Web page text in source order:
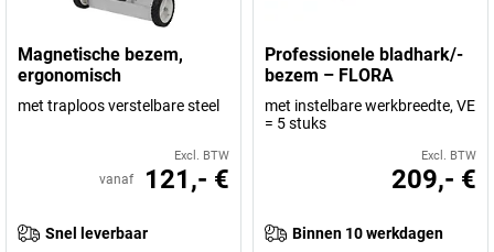
Magnetische bezem,
ergonomisch
met traploos verstelbare steel
Excl. BTW
vanaf 121,- €
Snel leverbaar
Professionele bladhark/-
bezem – FLORA
met instelbare werkbreedte, VE
= 5 stuks
Excl. BTW
209,- €
Binnen 10 werkdagen